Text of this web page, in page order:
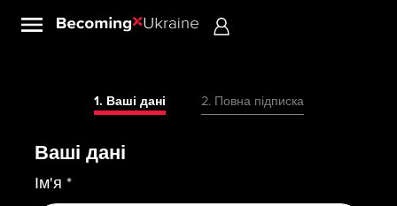
1. Ваші дані 2. Повна підписка
Ваші дані
Ім'я *